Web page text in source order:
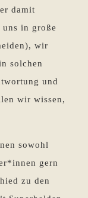
damit
in große
wir
solchen
und
wir wissen,
sowohl
gern
zu den